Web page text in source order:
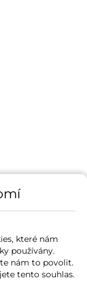
které nám
používány.
nám to povolit.
tento souhlas.